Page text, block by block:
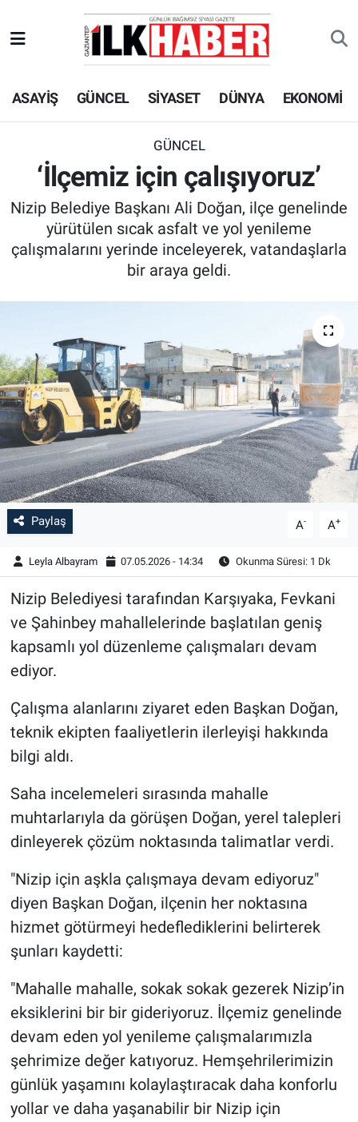
ASAYİŞ GÜNCEL SİYASET DÜNYA EKONOMİ
GÜNCEL
‘İlçemiz için çalışıyoruz’
Nizip Belediye Başkanı Ali Doğan, ilçe genelinde
yürütülen sıcak asfalt ve yol yenileme
çalışmalarını yerinde inceleyerek, vatandaşlarla
bir araya geldi.
Paylaş A- A+
Leyla Albayram 07.05.2026 - 14:34 Okunma Süresi: 1 Dk
Nizip Belediyesi tarafından Karşıyaka, Fevkani
ve Şahinbey mahallelerinde başlatılan geniş
kapsamlı yol düzenleme çalışmaları devam
ediyor.
Çalışma alanlarını ziyaret eden Başkan Doğan,
teknik ekipten faaliyetlerin ilerleyişi hakkında
bilgi aldı.
​Saha incelemeleri sırasında mahalle
muhtarlarıyla da görüşen Doğan, yerel talepleri
dinleyerek çözüm noktasında talimatlar verdi.
"Nizip için aşkla çalışmaya devam ediyoruz"
diyen Başkan Doğan, ilçenin her noktasına
hizmet götürmeyi hedeflediklerini belirterek
şunları kaydetti:
​"Mahalle mahalle, sokak sokak gezerek Nizip’in
eksiklerini bir bir gideriyoruz. İlçemiz genelinde
devam eden yol yenileme çalışmalarımızla
şehrimize değer katıyoruz. Hemşehrilerimizin
günlük yaşamını kolaylaştıracak daha konforlu
yollar ve daha yaşanabilir bir Nizip için
EKONOMİ
SİYASET
SPOR
TEKNOLOJİ
EĞİTİM
KÜLTÜR - SANAT
Beyoğlu Hava Durumu
Beyoğlu Trafik Yoğunluk Haritası
Süper Lig Puan Durumu ve Fikstür
Tüm Manşetler
Son Dakika Haberleri